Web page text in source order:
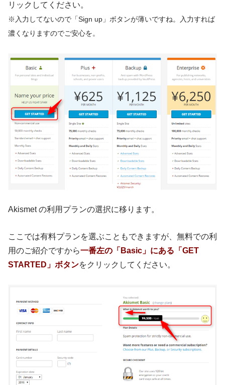
リックしてください。
※入力してないので「Sign up」ボタンが薄いですね。入力すれば
濃くなりますのでご安心を。
Akismet の利用プランの選択に移ります。
ここでは有料プランを選ぶこともできますが、無料での利
用のご紹介ですから一番左の「Basic」にある「GET
STARTED」ボタンをクリックしてください。